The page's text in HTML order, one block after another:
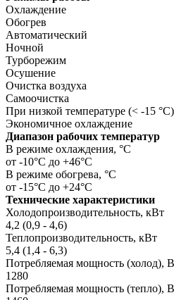
Охлаждение
Обогрев
Автоматический
Ночной
Турборежим
Осушение
Очистка воздуха
Самоочистка
При низкой температуре (< -15 °C)
Экономичное охлаждение
Диапазон рабочих температур
В режиме охлаждения, °C
от -10°C до +46°C
В режиме обогрева, °C
от -15°C до +24°C
Технические характеристики
Холодопроизводительность, кВт
4,2 (0,9 - 4,6)
Теплопроизводительность, кВт
5,4 (1,4 - 6,3)
Потребляемая мощность (холод),
1280
Потребляемая мощность (тепло),